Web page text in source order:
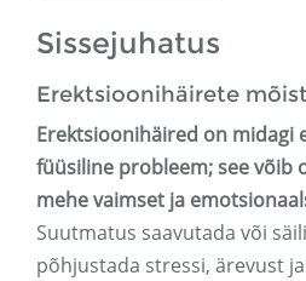
Sissejuhatus
Erektsioonihäirete
Erektsioonihäired on midagi
füüsiline probleem; see võib
mehe vaimset ja
Suutmatus saavutada või
põhjustada stressi, ärevust